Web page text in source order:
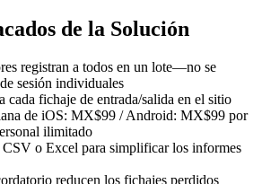
de la Solución
registran a todos en un lote—no se
sesión individuales
cada fichaje de entrada/salida en el sitio
de iOS: MX$99 / Android: MX$99 por
ilimitado
o Excel para simplificar los informes
reducen los fichajes perdidos